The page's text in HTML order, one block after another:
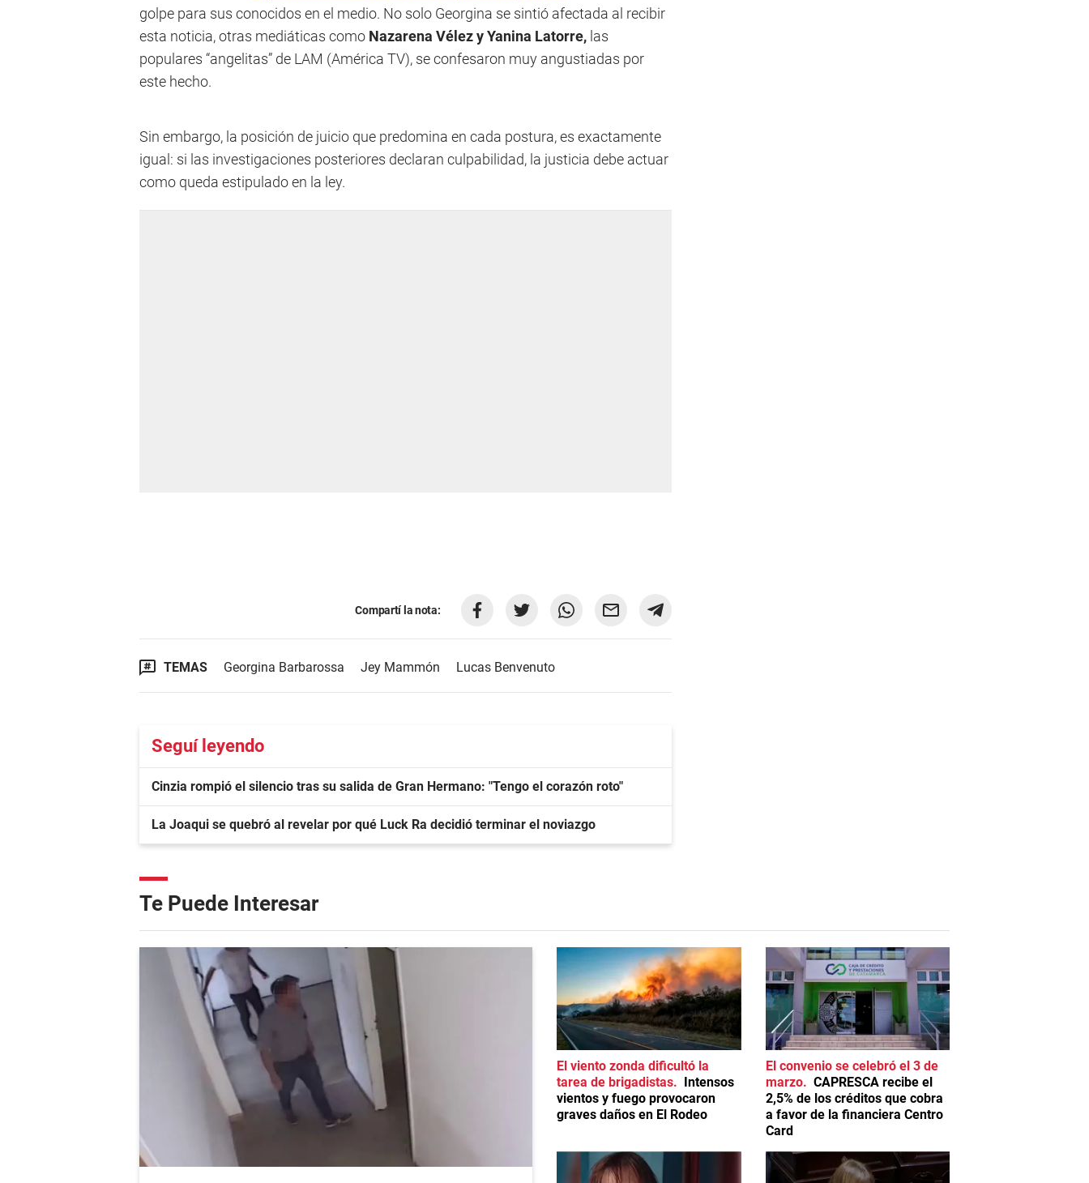
golpe para sus conocidos en el medio. No solo Georgina se sintió afectada al recibir
esta noticia, otras mediáticas como Nazarena Vélez y Yanina Latorre, las
populares “angelitas” de LAM (América TV), se confesaron muy angustiadas por
este hecho.
Sin embargo, la posición de juicio que predomina en cada postura, es exactamente
igual: si las investigaciones posteriores declaran culpabilidad, la justicia debe actuar
como queda estipulado en la ley.
Compartí la nota:
TEMAS Georgina Barbarossa Jey Mammón Lucas Benvenuto
Seguí leyendo
Cinzia rompió el silencio tras su salida de Gran Hermano: "Tengo el corazón roto"
La Joaqui se quebró al revelar por qué Luck Ra decidió terminar el noviazgo
Te Puede Interesar
El viento zonda dificultó la
tarea de brigadistas
Intensos
vientos y fuego provocaron
graves daños en El Rodeo
El convenio se celebró el 3 de
marzo
CAPRESCA recibe el
2,5% de los créditos que cobra
a favor de la financiera Centro
Card